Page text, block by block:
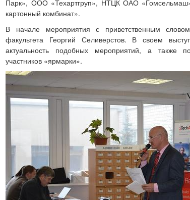
Парк», ООО «Техартгруп», НТЦК ОАО
картонный комбинат».
В начале мероприятия с приветственным
факультета Георгий Селиверстов. В своем
актуальность подобных мероприятий, а также
участников «ярмарки».